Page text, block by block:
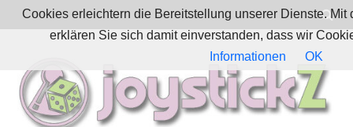
Skip
to
Cookies erleichtern die Bereitstellung unserer Dienste. Mit
erklären Sie sich damit einverstanden, dass wir
Informationen
OK